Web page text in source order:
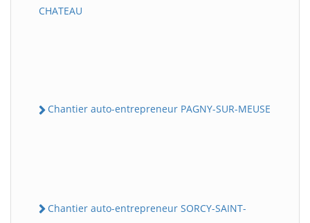
CHATEAU
Chantier auto-entrepreneur PAGNY-SUR-MEUSE
Chantier auto-entrepreneur SORCY-SAINT-